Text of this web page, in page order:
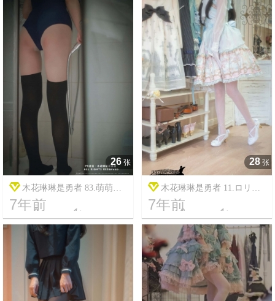
26 张
木花琳琳是勇者 83.萌萌死
库水
7年前
11 11055
28 张
木花琳琳是勇者 11.ロリコ
レ！Vol.2
7年前
12 8298